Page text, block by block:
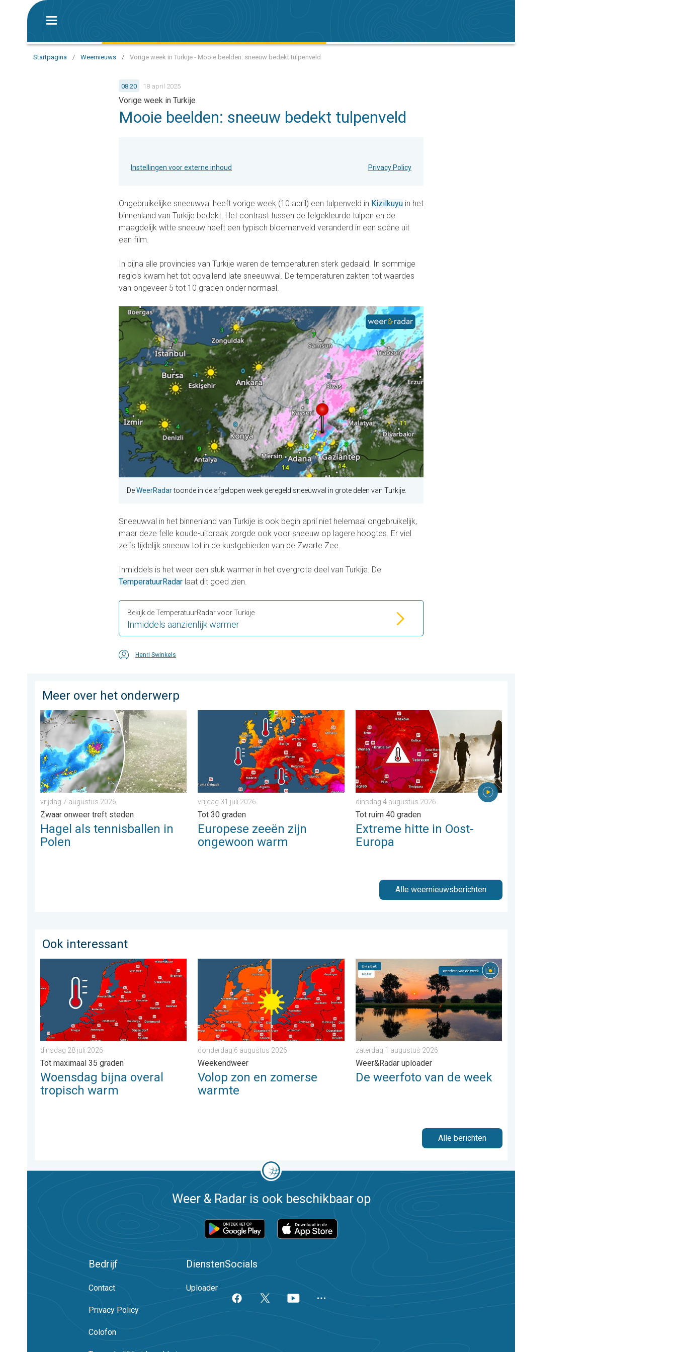
Startpagina / Weernieuws / Vorige week in Turkije - Mooie beelden: sneeuw bedekt tulpenveld
08:20 18 april 2025
Vorige week in Turkije
Mooie beelden: sneeuw bedekt tulpenveld
Instellingen voor externe inhoud Privacy Policy
Ongebruikelijke sneeuwval heeft vorige week (10 april) een tulpenveld in Kizilkuyu in het
binnenland van Turkije bedekt. Het contrast tussen de felgekleurde tulpen en de
maagdelijk witte sneeuw heeft een typisch bloemenveld veranderd in een scène uit
een film.
In bijna alle provincies van Turkije waren de temperaturen sterk gedaald. In sommige
regio's kwam het tot opvallend late sneeuwval. De temperaturen zakten tot waardes
van ongeveer 5 tot 10 graden onder normaal.
DeWeerRadartoonde in de afgelopen week geregeld sneeuwval in grote delen van Turkije.
Sneeuwval in het binnenland van Turkije is ook begin april niet helemaal ongebruikelijk,
maar deze felle koude-uitbraak zorgde ook voor sneeuw op lagere hoogtes. Er viel
zelfs tijdelijk sneeuw tot in de kustgebieden van de Zwarte Zee.
Inmiddels is het weer een stuk warmer in het overgrote deel van Turkije. De
TemperatuurRadar laat dit goed zien.
Inmiddels aanzienlijk warmer
Bekijk de TemperatuurRadar voor Turkije
Henri Swinkels
Meer over het onderwerp
Hagel als tennisballen in Polen. Zwaar onweer treft steden. . . vrijdag 7 augustus 2026
vrijdag 7 augustus 2026
Zwaar onweer treft steden
Hagel als tennisballen in
Polen
Europese zeeën zijn ongewoon warm. Tot 30 graden. . . vrijdag 31 juli 2026
vrijdag 31 juli 2026
Tot 30 graden
Europese zeeën zijn
ongewoon warm
Extreme hitte in Oost-Europa. Tot ruim 40 graden. . . dinsdag 4 augustus 2026
dinsdag 4 augustus 2026
Tot ruim 40 graden
Extreme hitte in Oost-
Europa
Alle weernieuwsberichten
Ook interessant
Woensdag bijna overal tropisch warm. Tot maximaal 35 graden. . . dinsdag 28 juli 2026
dinsdag 28 juli 2026
Tot maximaal 35 graden
Woensdag bijna overal
tropisch warm
Volop zon en zomerse warmte. Weekendweer. . . donderdag 6 augustus 2026
donderdag 6 augustus 2026
Weekendweer
Volop zon en zomerse
warmte
De weerfoto van de week. Weer&Radar uploader. . . zaterdag 1 augustus 2026
zaterdag 1 augustus 2026
Weer&Radar uploader
De weerfoto van de week
Alle berichten
Weer & Radar is ook beschikbaar op
Bedrijf
Contact
Privacy Policy
Colofon
Diensten
Uploader
Socials